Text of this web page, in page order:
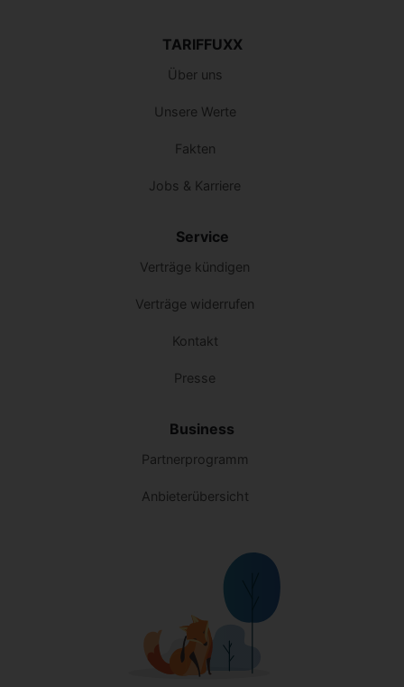
TARIFFUXX
Über uns
Unsere Werte
Fakten
Jobs & Karriere
Service
Verträge kündigen
Verträge widerrufen
Kontakt
Presse
Business
Partnerprogramm
Anbieterübersicht